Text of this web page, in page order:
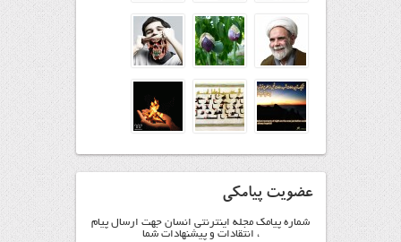
عضویت پیامکی
شماره پیامک مجله اینترنتی انسان جهت ارسال پیام
، انتقادات و پیشنهادات شما